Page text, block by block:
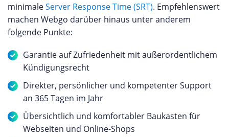
minimaleServer Response Time (SRT). Empfehlenswert
machen Webgo darüber hinaus unter anderem
folgende Punkte:
Garantie auf Zufriedenheit mit außerordentlichem
Kündigungsrecht
Direkter, persönlicher und kompetenter Support
an 365 Tagen im Jahr
Übersichtlich und komfortabler Baukasten für
Webseiten und Online-Shops